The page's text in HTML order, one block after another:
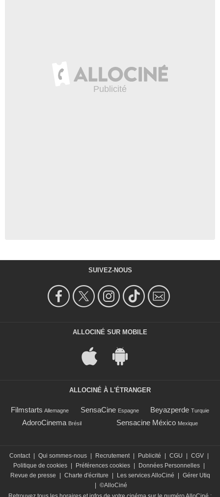
SUIVEZ-NOUS
ALLOCINÉ SUR MOBILE
ALLOCINÉ À L'ÉTRANGER
Filmstarts Allemagne SensaCine Espagne Beyazperde Turquie
AdoroCinema Brésil Sensacine México Mexique
Contact | Qui sommes-nous | Recrutement | Publicité | CGU | CGV |
Politique de cookies | Préférences cookies | Données Personnelles |
Revue de presse
| Charte d'écriture | Les services AlloCiné | Gérer Utiq
| ©AlloCiné